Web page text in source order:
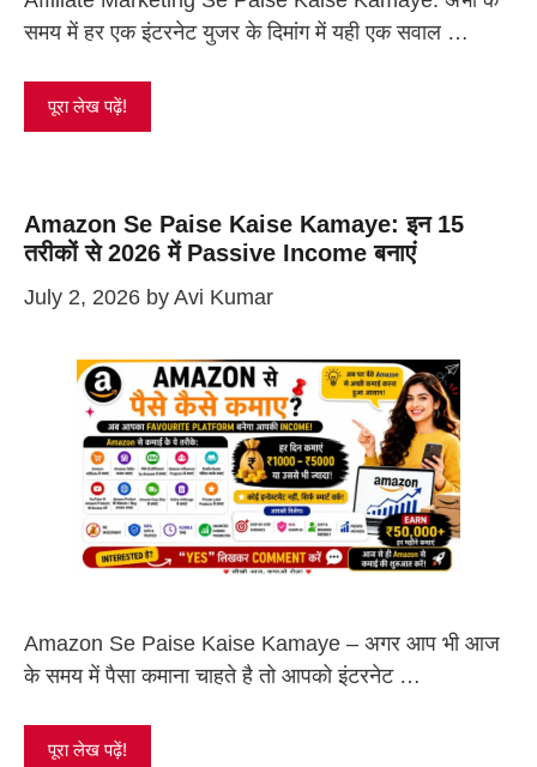
समय में हर एक इंटरनेट युजर के दिमांग में यही एक सवाल …
पूरा लेख पढ़ें!
Amazon Se Paise Kaise Kamaye: इन 15
तरीकों से 2026 में Passive Income बनाएं
July 2, 2026 by Avi Kumar
Amazon Se Paise Kaise Kamaye – अगर आप भी आज
के समय में पैसा कमाना चाहते है तो आपको इंटरनेट …
पूरा लेख पढ़ें!